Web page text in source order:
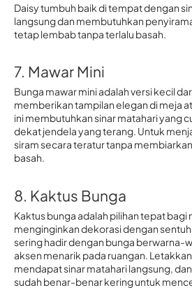
Daisy tumbuh baik di tempat dengan
langsung dan membutuhkan
tetap lembab tanpa terlalu basah.
7. Mawar Mini
Bunga mawar mini adalah versi kecil
memberikan tampilan elegan di meja
ini membutuhkan sinar matahari yang
dekat jendela yang terang. Untuk
siram secara teratur tanpa
basah.
8. Kaktus Bunga
Kaktus bunga adalah pilihan tepat bagi
menginginkan dekorasi dengan
sering hadir dengan bunga berwarna-
aksen menarik pada ruangan.
mendapat sinar matahari langsung,
sudah benar-benar kering untuk